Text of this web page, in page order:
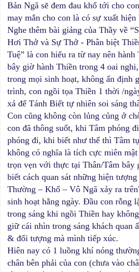
Bản Ngã sẽ đem đau khổ tới cho
may mắn cho con là có sự xuất
Nghe thêm bài giảng của Thầy về
Hơi Thở và Sự Thở - Phân biệt
Tuệ” là con hiểu ra từ nay nên hành
bây giờ hành Thiền trong 4 oai
trong mọi sinh hoạt, không ấn định
trình, con ngồi tọa Thiền 1 thời /
xả để Tánh Biết tự nhiên soi sáng
Con cũng không còn lủng củng ở
con đã thông suốt, khi Tâm phóng
phóng đi, khi biết như thế thì Tâm
không có nghĩa là tích cực miên
trọn vẹn với thực tại Thân/Tâm bây
biết cách quan sát những hiện
Thường – Khổ – Vô Ngã xảy ra
sinh hoạt hằng ngày. Đầu con rỗng
trong sáng khi ngồi Thiền hay
giữ cái nhìn trong sáng khách quan
& đối tượng mà mình tiếp xúc.
Hiên nay có 1 luồng khí nóng
chân bên phải của con (chưa vào